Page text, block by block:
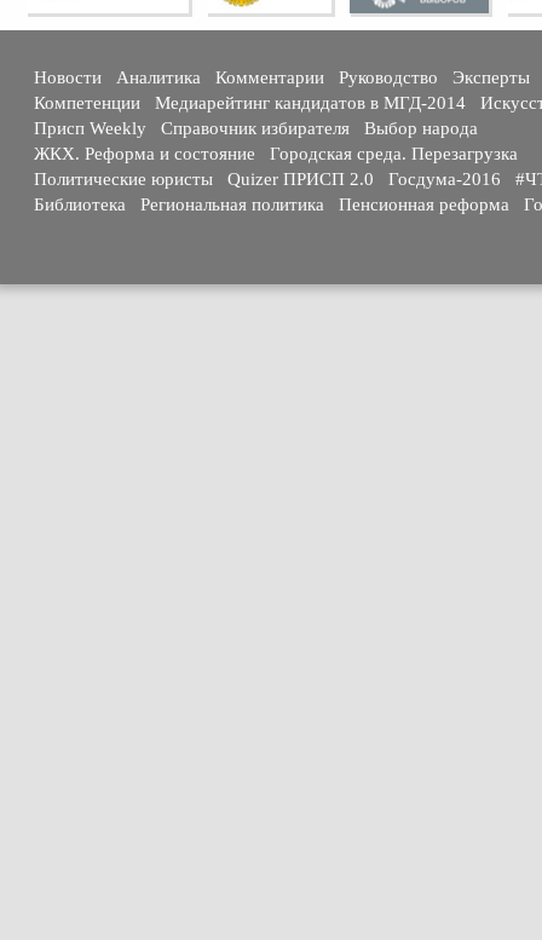
Новости Аналитика Комментарии Руководство
Эксперты
Компетенции
Медиарейтинг кандидатов в МГД-2014
Присп Weekly
Справочник избирателя
Выбор народа
ЖКХ. Реформа и состояние
Городская среда. Перезагрузка
Политические юристы
Quizer ПРИСП 2.0 Госдума-2016
Библиотека
Региональная политика Пенсионная реформа